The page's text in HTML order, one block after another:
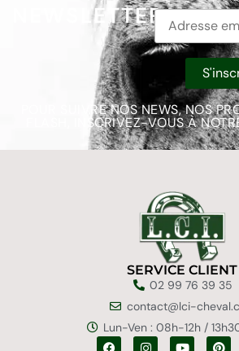
NEWSLETTER
POUR SUIVRE NOS NEWS, NOS
FLASH, INSCRIVEZ-VOUS À
SERVICE CLIENT
02 99 76 39 35
contact@lci-
Lun-Ven : 08h-12h /